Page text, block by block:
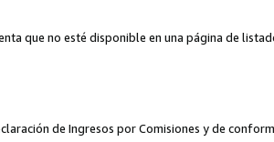
que no esté disponible en una página de
de Ingresos por Comisiones y de